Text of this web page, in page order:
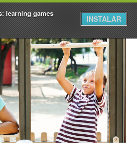
learning games
INSTALAR